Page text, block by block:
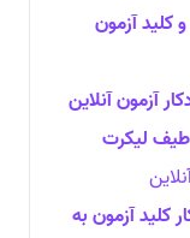
کلید آزمون
آزمون آنلاین
طیف لیکرت
کلید آزمون به